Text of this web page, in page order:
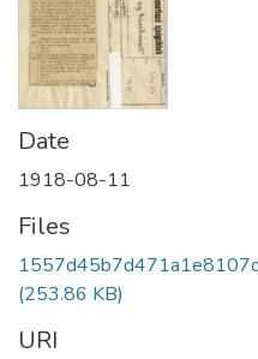
Date
1918-08-11
Files
(253.86 KB)
URI